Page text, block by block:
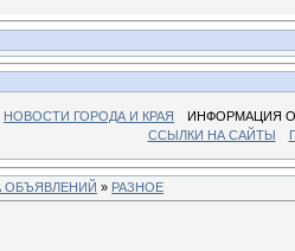
НОВОСТИ ГОРОДА И КРАЯ
ИНФОРМАЦИЯ
ССЫЛКИ НА САЙТЫ
ОБЪЯВЛЕНИЙ » РАЗНОЕ